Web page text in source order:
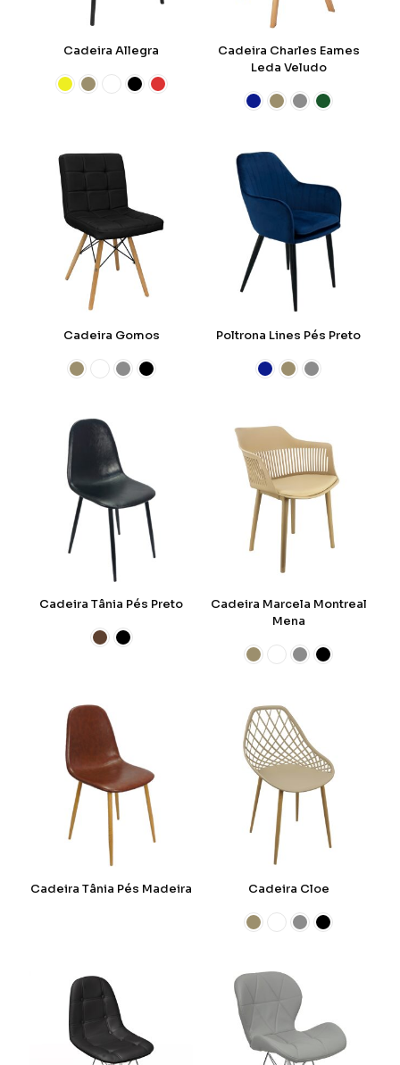
Cadeira Allegra
Cadeira Charles Eames
Leda Veludo
Cadeira Gomos Poltrona Lines Pés Preto
Cadeira Tânia Pés Preto
Cadeira Marcela Montreal
Mena
Cadeira Tânia Pés Madeira Cadeira Cloe